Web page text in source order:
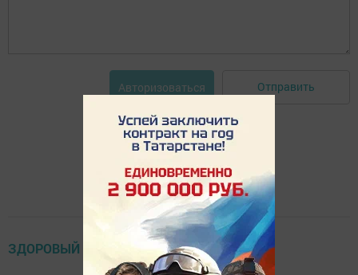
Авторизоваться Отправить
ЗДОРОВЫЙ МЕНДЕЛЕЕВСК